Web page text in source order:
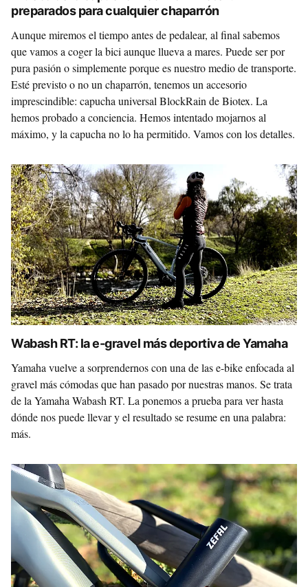
preparados para cualquier chaparrón
Aunque miremos el tiempo antes de pedalear, al final sabemos
que vamos a coger la bici aunque llueva a mares. Puede ser por
pura pasión o simplemente porque es nuestro medio de transporte.
Esté previsto o no un chaparrón, tenemos un accesorio
imprescindible: capucha universal BlockRain de Biotex. La
hemos probado a conciencia. Hemos intentado mojarnos al
máximo, y la capucha no lo ha permitido. Vamos con los detalles.
Wabash RT: la e-gravel más deportiva de Yamaha
Yamaha vuelve a sorprendernos con una de las e-bike enfocada al
gravel más cómodas que han pasado por nuestras manos. Se trata
de la Yamaha Wabash RT. La ponemos a prueba para ver hasta
dónde nos puede llevar y el resultado se resume en una palabra:
más.